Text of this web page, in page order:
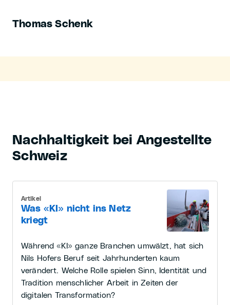
Thomas Schenk
Nachhaltigkeit bei Angestellte
Schweiz
Was «KI» nicht ins Netz
kriegt
Artikel
Während «KI» ganze Branchen umwälzt, hat sich
Nils Hofers Beruf seit Jahrhunderten kaum
verändert. Welche Rolle spielen Sinn, Identität und
Tradition menschlicher Arbeit in Zeiten der
digitalen Transformation?